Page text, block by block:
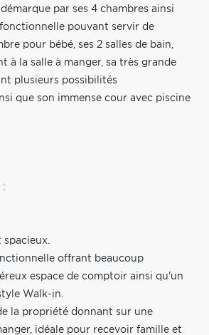
par ses 4 chambres ainsi
pouvant servir de
pour bébé, ses 2 salles de bain,
à la salle à manger, sa très grande
plusieurs possibilités
que son immense cour avec piscine
:
spacieux.
offrant beaucoup
espace de comptoir ainsi qu'un
Walk-in.
la propriété donnant sur une
idéale pour recevoir famille et